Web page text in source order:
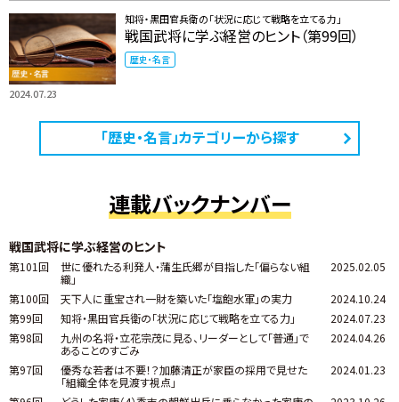
2024.07.23
知将・黒田官兵衛の「状況に応じて戦略を立てる力」
戦国武将に学ぶ経営のヒント（第99回）
歴史・名言
「歴史・名言」カテゴリーから探す
連載バックナンバー
戦国武将に学ぶ経営のヒント
第101回
世に優れたる利発人・蒲生氏郷が目指した「偏らない組
織」
2025.02.05
第100回 天下人に重宝され一財を築いた「塩飽水軍」の実力
2024.10.24
第99回
知将・黒田官兵衛の「状況に応じて戦略を立てる力」
2024.07.23
第98回
九州の名将・立花宗茂に見る、リーダーとして「普通」で
あることのすごみ
2024.04.26
第97回
優秀な若者は不要！？加藤清正が家臣の採用で見せた
「組織全体を見渡す視点」
2024.01.23